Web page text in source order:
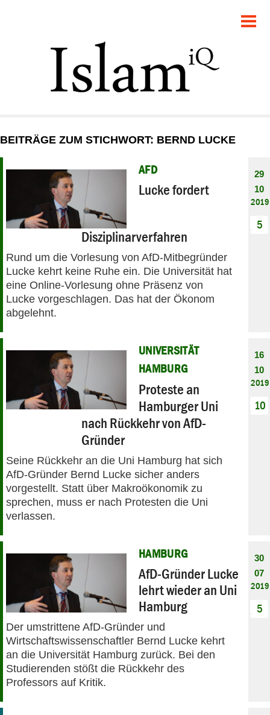
GESELLSCHAFT
STARTSEITE
DEBATTE
PANORAMA
BEITRÄGE ZUM STICHWORT: BERND LUCKE
AFD
Lucke fordert
Disziplinarverfahren
Rund um die Vorlesung von AfD-Mitbegründer
Lucke kehrt keine Ruhe ein. Die Universität hat
eine Online-Vorlesung ohne Präsenz von
Lucke vorgeschlagen. Das hat der Ökonom
abgelehnt.
29
10
2019
5
UNIVERSITÄT
HAMBURG
Proteste an
Hamburger Uni
nach Rückkehr von AfD-
Gründer
Seine Rückkehr an die Uni Hamburg hat sich
AfD-Gründer Bernd Lucke sicher anders
vorgestellt. Statt über Makroökonomik zu
sprechen, muss er nach Protesten die Uni
verlassen.
16
10
2019
10
HAMBURG
AfD-Gründer Lucke
lehrt wieder an Uni
Hamburg
Der umstrittene AfD-Gründer und
Wirtschaftswissenschaftler Bernd Lucke kehrt
an die Universität Hamburg zurück. Bei den
Studierenden stößt die Rückkehr des
Professors auf Kritik.
30
07
2019
5